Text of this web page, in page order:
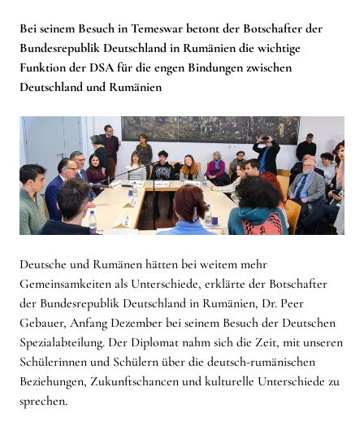
Bei seinem Besuch in Temeswar betont der Botschafter der
Bundesrepublik Deutschland in Rumänien die wichtige
Funktion der DSA für die engen Bindungen zwischen
Deutschland und Rumänien
Deutsche und Rumänen hätten bei weitem mehr
Gemeinsamkeiten als Unterschiede, erklärte der Botschafter
der Bundesrepublik Deutschland in Rumänien, Dr. Peer
Gebauer, Anfang Dezember bei seinem Besuch der Deutschen
Spezialabteilung. Der Diplomat nahm sich die Zeit, mit unseren
Schülerinnen und Schülern über die deutsch-rumänischen
Beziehungen, Zukunftschancen und kulturelle Unterschiede zu
sprechen.